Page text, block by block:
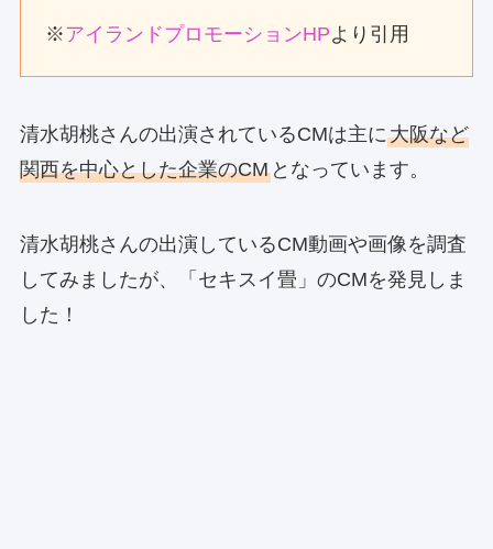
※アイランドプロモーションHPより引用
清水胡桃さんの出演されているCMは主に大阪など
関西を中心とした企業のCMとなっています。
清水胡桃さんの出演しているCM動画や画像を調査
してみましたが、「セキスイ畳」のCMを発見しま
した！